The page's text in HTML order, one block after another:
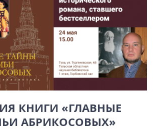
КНИГИ «ГЛАВНЫЕ
АБРИКОСОВЫХ»